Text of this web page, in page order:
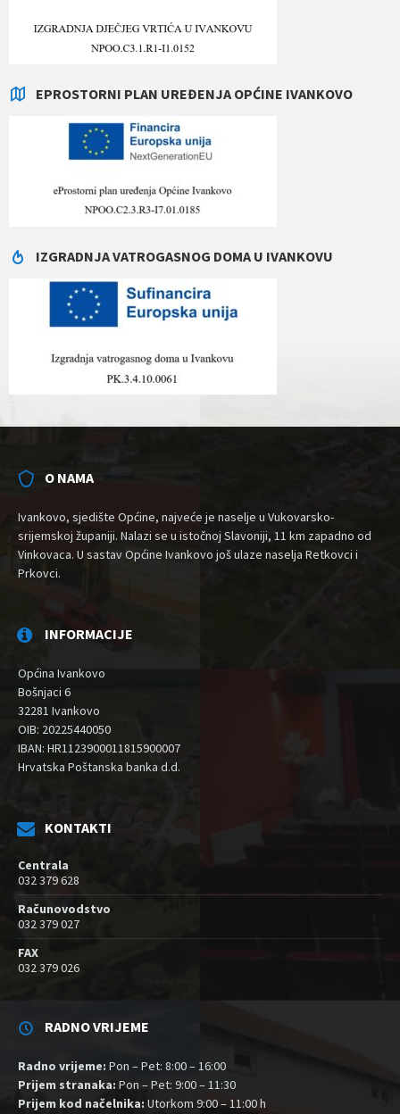
EPROSTORNI PLAN UREĐENJA OPĆINE IVANKOVO
IZGRADNJA VATROGASNOG DOMA U IVANKOVU
O NAMA
Ivankovo, sjedište Općine, najveće je naselje u Vukovarsko-
srijemskoj županiji. Nalazi se u istočnoj Slavoniji, 11 km zapadno od
Vinkovaca. U sastav Općine Ivankovo još ulaze naselja Retkovci i
Prkovci.
INFORMACIJE
Općina Ivankovo
Bošnjaci 6
32281 Ivankovo
OIB: 20225440050
IBAN: HR1123900011815900007
Hrvatska Poštanska banka d.d.
KONTAKTI
Centrala
032 379 628
Računovodstvo
032 379 027
FAX
032 379 026
RADNO VRIJEME
Radno vrijeme: Pon – Pet: 8:00 – 16:00
Prijem stranaka: Pon – Pet: 9:00 – 11:30
Prijem kod načelnika: Utorkom 9:00 – 11:00 h